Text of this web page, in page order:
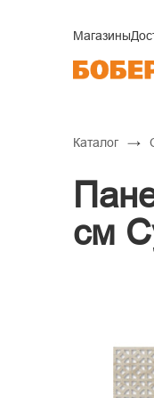
Магазины
Каталог →
см